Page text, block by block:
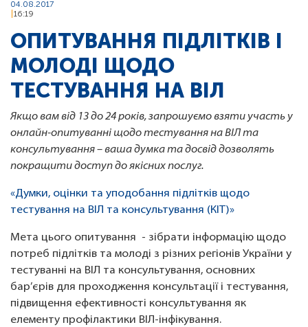
04.08.2017
16:19
ОПИТУВАННЯ ПІДЛІТКІВ І
МОЛОДІ ЩОДО
ТЕСТУВАННЯ НА ВІЛ
Якщо вам від 13 до 24 років, запрошуємо взяти участь у
онлайн-опитуванні щодо тестування на ВІЛ та
консультування – ваша думка та досвід дозволять
покращити доступ до якісних послуг.
«Думки, оцінки та уподобання підлітків щодо
тестування на ВІЛ та консультування (КІТ)»
Мета цього опитування - зібрати інформацію щодо
потреб підлітків та молоді з різних регіонів України у
тестуванні на ВІЛ та консультування, основних
бар’єрів для проходження консультації і тестування,
підвищення ефективності консультування як
елементу профілактики ВІЛ-інфікування.